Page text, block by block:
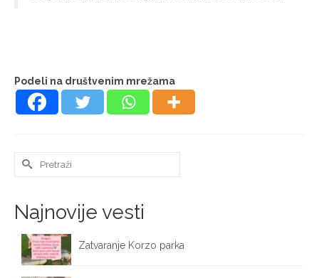
Podeli na društvenim mrežama
Search
for:
Najnovije vesti
Zatvaranje Korzo parka